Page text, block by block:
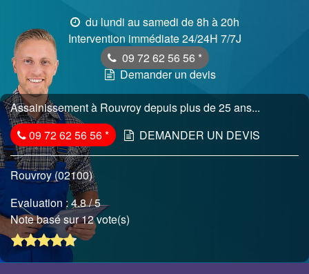
du lundi au samedi de 8h à 20h
Intervention immédiate 24/24H 7/7J
09 72 62 56 56 *
Demander un devis
Assainissement à Rouvroy depuis plus de 25 ans...
09 72 62 56 56* DEMANDER UN DEVIS
Rouvroy (02100)
Evaluation :4.8/ 5
Note basé sur 12 vote(s)